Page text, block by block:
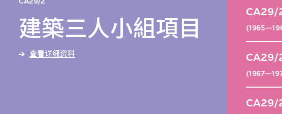
建築三人小組項目
查看详细资料
CA29/
CA29/
CA29/